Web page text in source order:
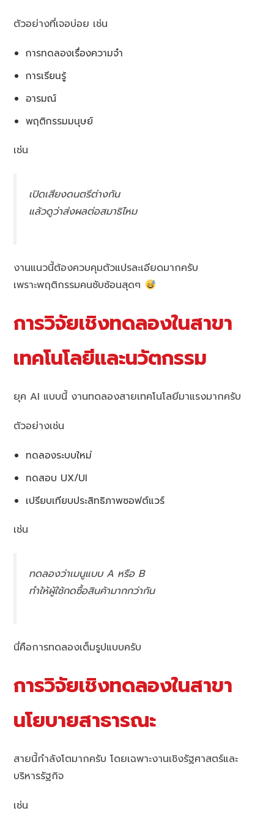
ตัวอย่างที่เจอบ่อย เช่น
การทดลองเรื่องความจำ
การเรียนรู้
อารมณ์
พฤติกรรมมนุษย์
เช่น
เปิดเสียงดนตรีต่างกัน
แล้วดูว่าส่งผลต่อสมาธิไหม
งานแนวนี้ต้องควบคุมตัวแปรละเอียดมากครับ
เพราะพฤติกรรมคนซับซ้อนสุดๆ
การวิจัยเชิงทดลองในสาขา
เทคโนโลยีและนวัตกรรม
ยุค AI แบบนี้ งานทดลองสายเทคโนโลยีมาแรงมากครับ
ตัวอย่างเช่น
ทดลองระบบใหม่
ทดสอบ UX/UI
เปรียบเทียบประสิทธิภาพซอฟต์แวร์
เช่น
ทดลองว่าเมนูแบบ A หรือ B
ทำให้ผู้ใช้กดซื้อสินค้ามากกว่ากัน
นี่คือการทดลองเต็มรูปแบบครับ
การวิจัยเชิงทดลองในสาขา
นโยบายสาธารณะ
สายนี้กำลังโตมากครับ โดยเฉพาะงานเชิงรัฐศาสตร์และ
บริหารรัฐกิจ
เช่น